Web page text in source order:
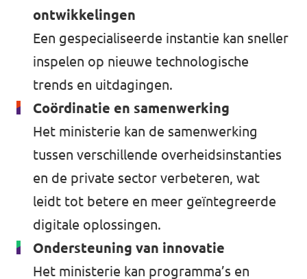
ontwikkelingen
Een gespecialiseerde instantie kan sneller
inspelen op nieuwe technologische
trends en uitdagingen.
Coördinatie en samenwerking
Het ministerie kan de samenwerking
tussen verschillende overheidsinstanties
en de private sector verbeteren, wat
leidt tot betere en meer geïntegreerde
digitale oplossingen.
Ondersteuning van innovatie
Het ministerie kan programma’s en